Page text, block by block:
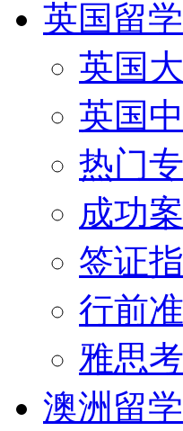
英国留学
英国
英国
热门
成功
签证
行前
雅思
澳洲留学